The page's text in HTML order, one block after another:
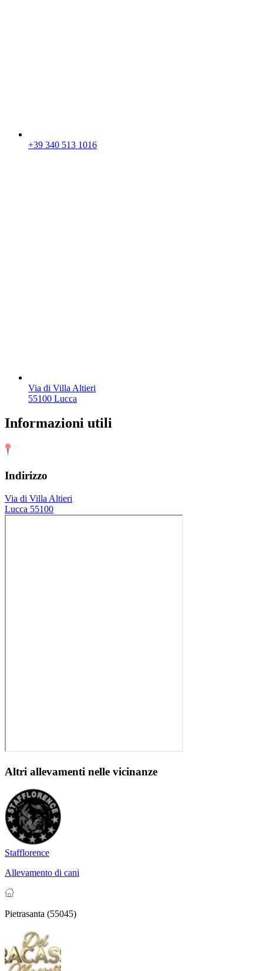
+39 340 513 1016
Via di Villa Altieri
55100 Lucca
Informazioni utili
Indirizzo
Via di Villa Altieri
Lucca 55100
Altri allevamenti nelle vicinanze
Stafflorence
Allevamento di cani
Pietrasanta (55045)